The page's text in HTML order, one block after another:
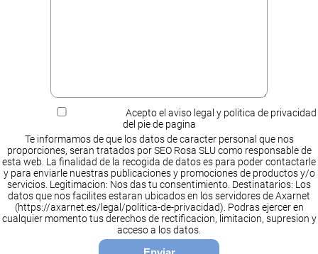
Acepto el aviso legal y politica de privacidad
del pie de pagina
Te informamos de que los datos de caracter personal que nos
proporciones, seran tratados por SEO Rosa SLU como responsable de
esta web. La finalidad de la recogida de datos es para poder contactarle
y para enviarle nuestras publicaciones y promociones de productos y/o
servicios. Legitimacion: Nos das tu consentimiento. Destinatarios: Los
datos que nos facilites estaran ubicados en los servidores de Axarnet
(https://axarnet.es/legal/politica-de-privacidad). Podras ejercer en
cualquier momento tus derechos de rectificacion, limitacion, supresion y
acceso a los datos.